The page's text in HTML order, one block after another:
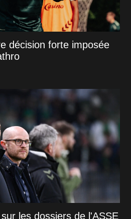
décision forte imposée
les dossiers de l'ASSE